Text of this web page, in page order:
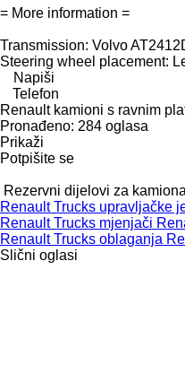
= More information =
Transmission: Volvo
Steering wheel placement:
Napiši
Telefon
Renault kamioni s ravnim
Pronađeno: 284 oglasa
Prikaži
Potpišite se
Rezervni dijelovi za kamiona
Renault Trucks upravljačke
Renault Trucks mjenjači
Renault Trucks oblaganja
Slični oglasi